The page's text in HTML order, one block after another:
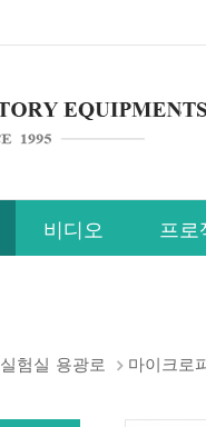
비디오 프
실험실 용광로 마이크로